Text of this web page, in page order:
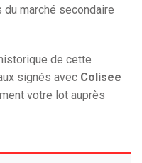
marché secondaire
de cette
signés avec Colisee
votre lot auprès